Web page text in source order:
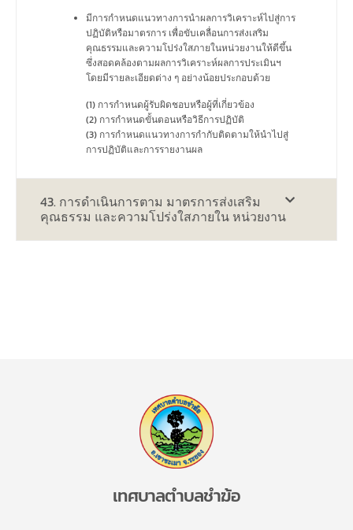
มีการกำหนดแนวทางการนำผลการวิเคราะห์ไปสู่การ
ปฏิบัติหรือมาตรการ เพื่อขับเคลื่อนการส่งเสริม
คุณธรรมและความโปร่งใสภายในหน่วยงานให้ดีขึ้น
ซึ่งสอดคล้องตามผลการวิเคราะห์ผลการประเมินฯ
โดยมีรายละเอียดต่าง ๆ อย่างน้อยประกอบด้วย
(1) การกำหนดผู้รับผิดชอบหรือผู้ที่เกี่ยวข้อง
(2) การกำหนดขั้นตอนหรือวิธีการปฏิบัติ
(3) การกำหนดแนวทางการกำกับติดตามให้นำไปสู่
การปฏิบัติและการรายงานผล
43. การดำเนินการตาม มาตรการส่งเสริม
คุณธรรม และความโปร่งใสภายใน หน่วยงาน
เทศบาลตำบลชำฆ้อ